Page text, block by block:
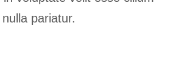
pariatur.